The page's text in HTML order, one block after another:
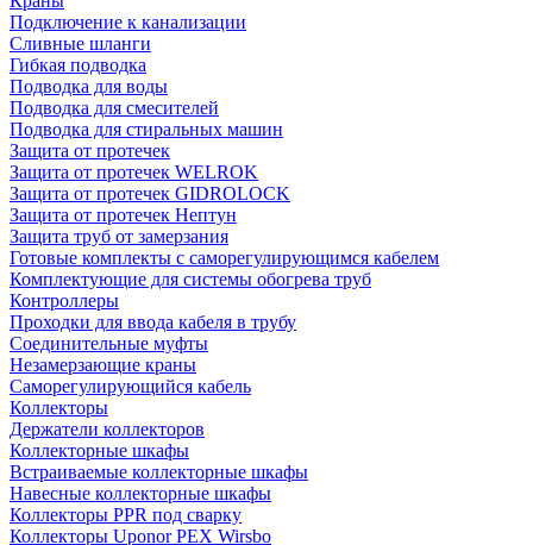
Подключение к канализации
Сливные шланги
Гибкая подводка
Подводка для воды
Подводка для смесителей
Подводка для стиральных машин
Защита от протечек
Защита от протечек WELROK
Защита от протечек GIDROLOCK
Защита от протечек Нептун
Защита труб от замерзания
Готовые комплекты с саморегулирующимся кабелем
Комплектующие для системы обогрева труб
Контроллеры
Проходки для ввода кабеля в трубу
Соединительные муфты
Незамерзающие краны
Саморегулирующийся кабель
Коллекторы
Держатели коллекторов
Коллекторные шкафы
Встраиваемые коллекторные шкафы
Навесные коллекторные шкафы
Коллекторы PPR под сварку
Коллекторы Uponor PEX Wirsbo